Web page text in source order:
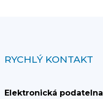
RYCHLÝ KONTAKT
Elektronická podatelna